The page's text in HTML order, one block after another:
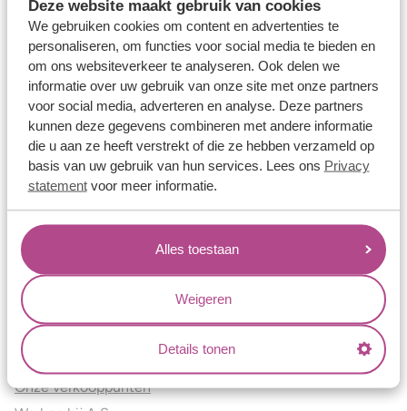
Deze website maakt gebruik van cookies
We gebruiken cookies om content en advertenties te
personaliseren, om functies voor social media te bieden en
om ons websiteverkeer te analyseren. Ook delen we
informatie over uw gebruik van onze site met onze partners
voor social media, adverteren en analyse. Deze partners
kunnen deze gegevens combineren met andere informatie
die u aan ze heeft verstrekt of die ze hebben verzameld op
basis van uw gebruik van hun services. Lees ons Privacy
statementvoor meer informatie.
Alles toestaan
Weigeren
Details tonen
Verlovingsringen
Vriendschapsringen
Over ons
Aller Spanninga
Historie
Certificaten
Blogs
Jouw voordelen
Conflictvrije Materialen
Oneindig veel mogelijkheden
Kwaliteit
Juweliers & Contact
Onze verkooppunten